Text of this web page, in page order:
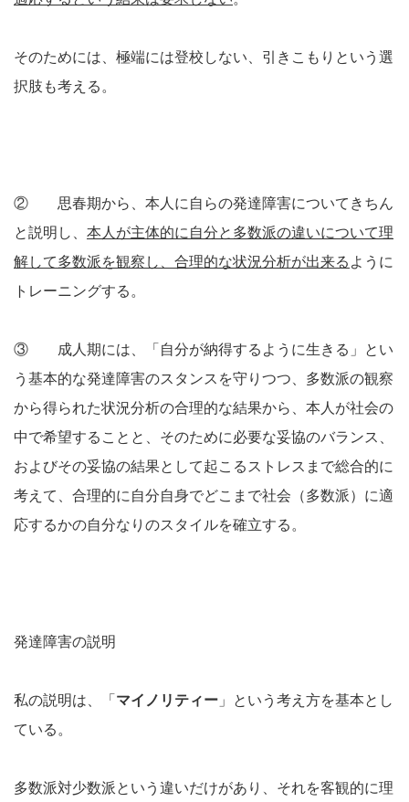
そのためには、極端には登校しない、引きこもりという選
択肢も考える。
② 思春期から、本人に自らの発達障害についてきちん
と説明し、 本人が主体的に自分と多数派の違いについて理
解して多数派を観察し、合理的な状況分析が出来る ように
トレーニングする。
③ 成人期には、「自分が納得するように生きる」とい
う基本的な発達障害のスタンスを守りつつ、多数派の観察
から得られた状況分析の合理的な結果から、本人が社会の
中で希望することと、そのために必要な妥協のバランス、
およびその妥協の結果として起こるストレスまで総合的に
考えて、合理的に自分自身でどこまで社会（多数派）に適
応するかの自分なりのスタイルを確立する。
発達障害の説明
私の説明は、「 マイノリティー 」という考え方を基本とし
ている。
多数派対少数派という違いだけがあり、それを客観的に理